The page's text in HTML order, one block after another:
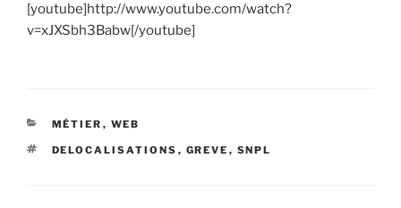
[youtube]http://www.youtube.com/watch?
v=xJXSbh3Babw[/youtube]
CATÉGORIES
MÉTIER , WEB
ÉTIQUETTES
DELOCALISATIONS , GREVE , SNPL